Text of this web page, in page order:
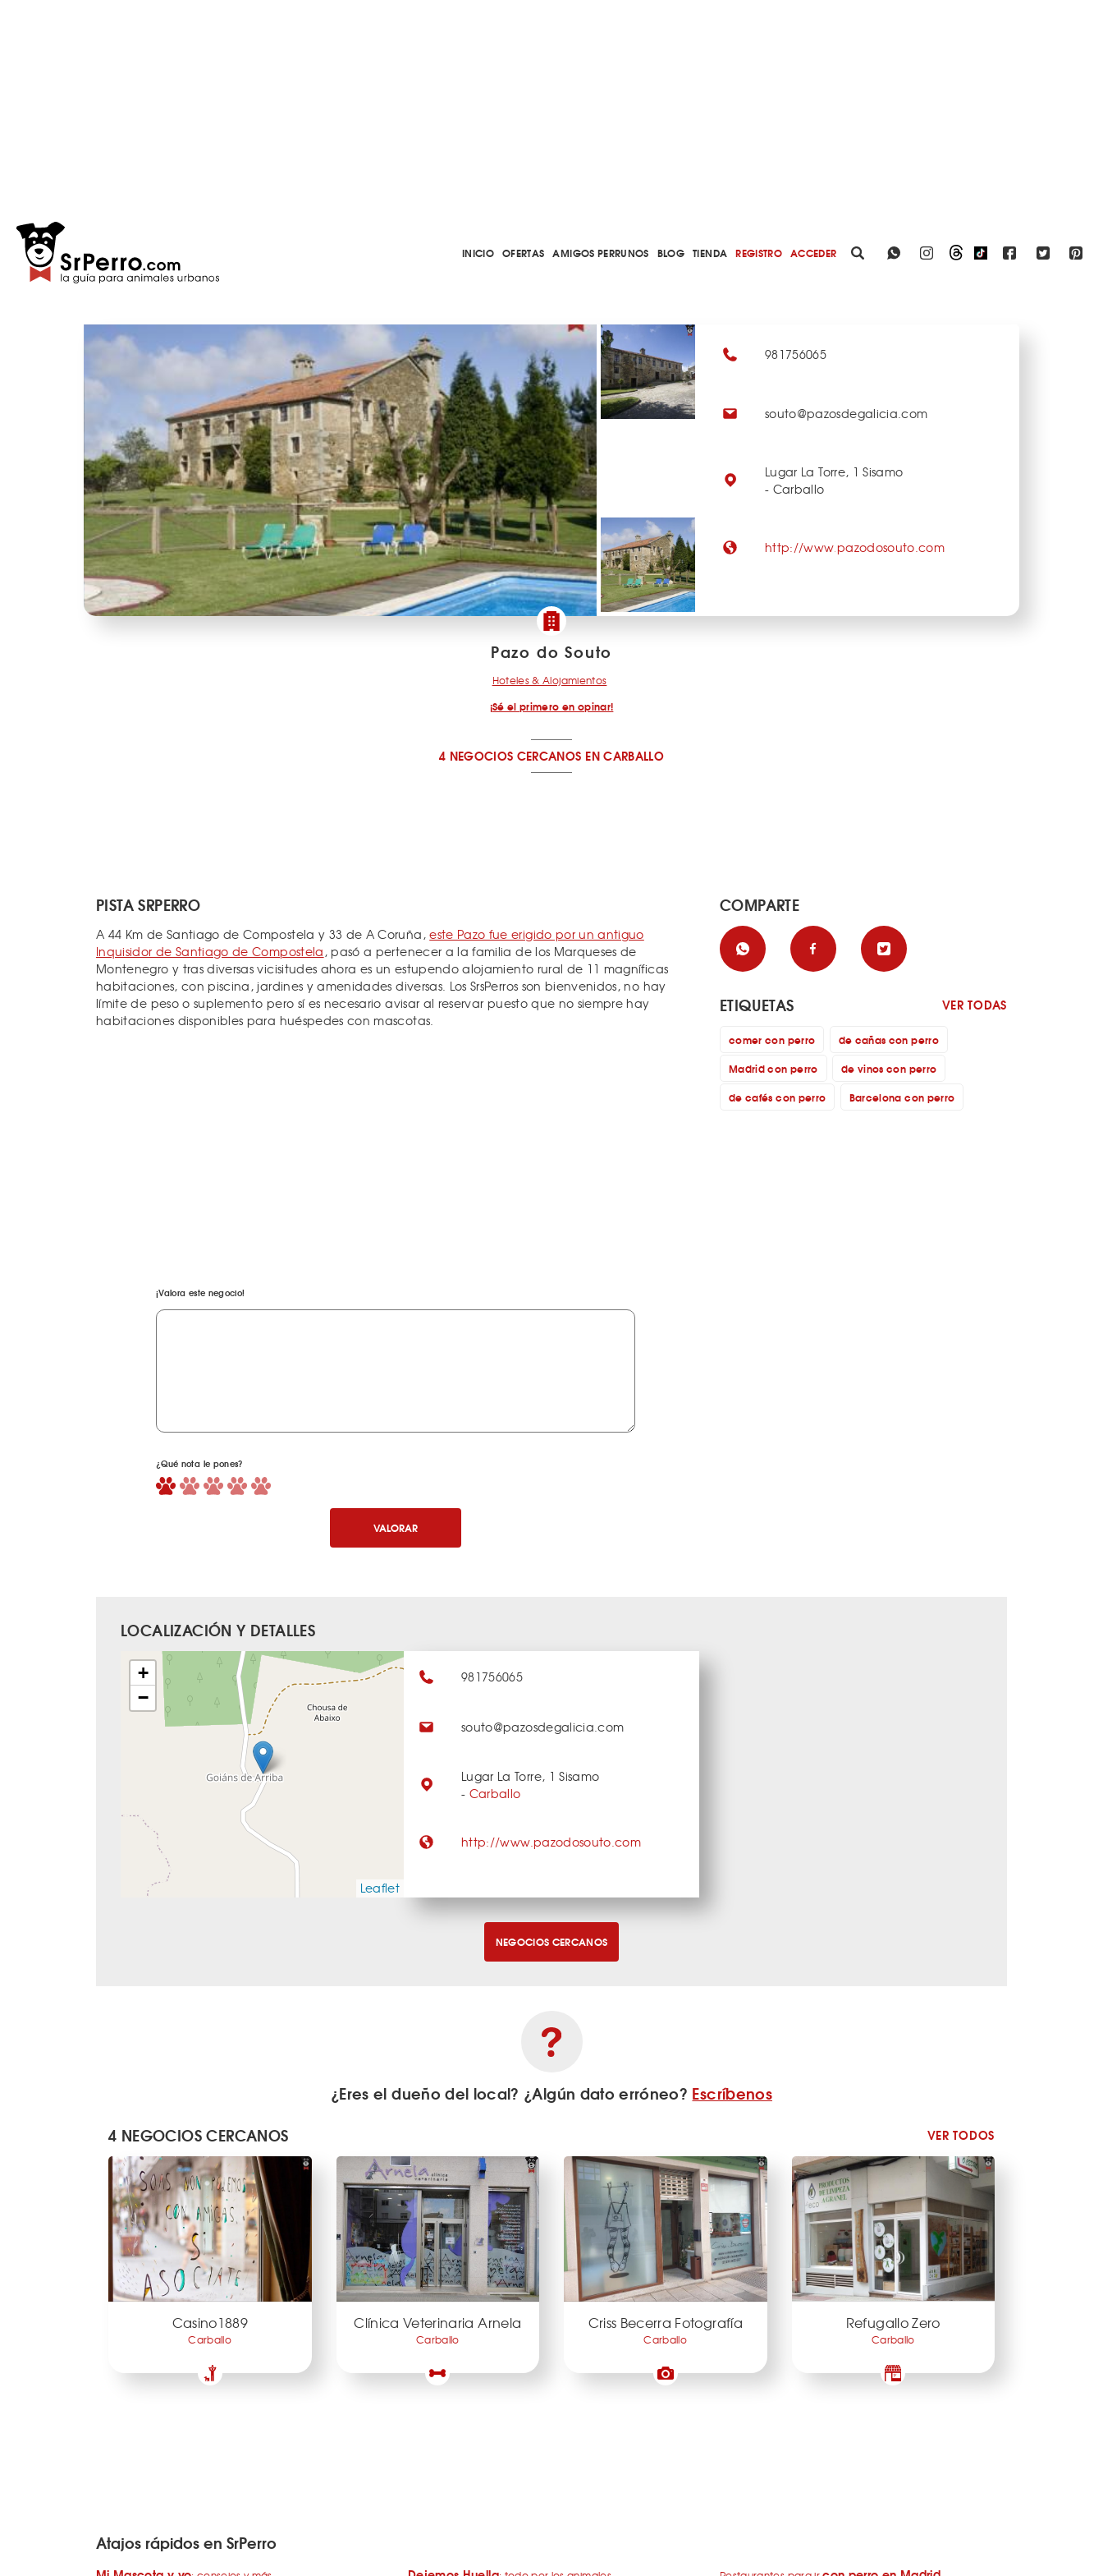
INICIO OFERTAS AMIGOS PERRUNOS BLOG TIENDA REGISTRO ACCEDER
981756065
souto@pazosdegalicia.com
Lugar La Torre, 1 Sisamo
- Carballo
http://www.pazodosouto.com
Pazo do Souto
Hoteles & Alojamientos
¡Sé el primero en opinar!
4 NEGOCIOS CERCANOS EN CARBALLO
PISTA SRPERRO
A 44 Km de Santiago de Compostela y 33 de A Coruña,este Pazo fue erigido por un antiguo
Inquisidor de Santiago de Compostela, pasó a pertenecer a la familia de los Marqueses de
Montenegro y tras diversas vicisitudes ahora es un estupendo alojamiento rural de 11 magníficas
habitaciones, con piscina, jardines y amenidades diversas. Los SrsPerros son bienvenidos, no hay
límite de peso o suplemento pero sí es necesario avisar al reservar puesto que no siempre hay
habitaciones disponibles para huéspedes con mascotas.
¡Valora este negocio!
¿Qué nota le pones?
VALORAR
COMPARTE
ETIQUETAS VER TODAS
comer con perro
de cañas con perro
Madrid con perro
de vinos con perro
de cafés con perro
Barcelona con perro
LOCALIZACIÓN Y DETALLES
+
−
Leaflet
981756065
souto@pazosdegalicia.com
Lugar La Torre, 1 Sisamo
- Carballo
http://www.pazodosouto.com
NEGOCIOS CERCANOS
¿Eres el dueño del local? ¿Algún dato erróneo? Escríbenos
4 NEGOCIOS CERCANOS
VER TODOS
Casino1889
Carballo
Clínica Veterinaria Arnela
Carballo
Criss Becerra Fotografía
Carballo
Refugallo Zero
Carballo
Atajos rápidos en SrPerro